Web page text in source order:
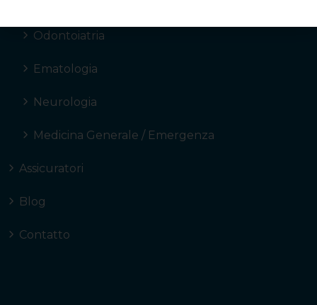
Odontoiatria
Ematologia
Neurologia
Medicina Generale / Emergenza
Assicuratori
Blog
Contatto